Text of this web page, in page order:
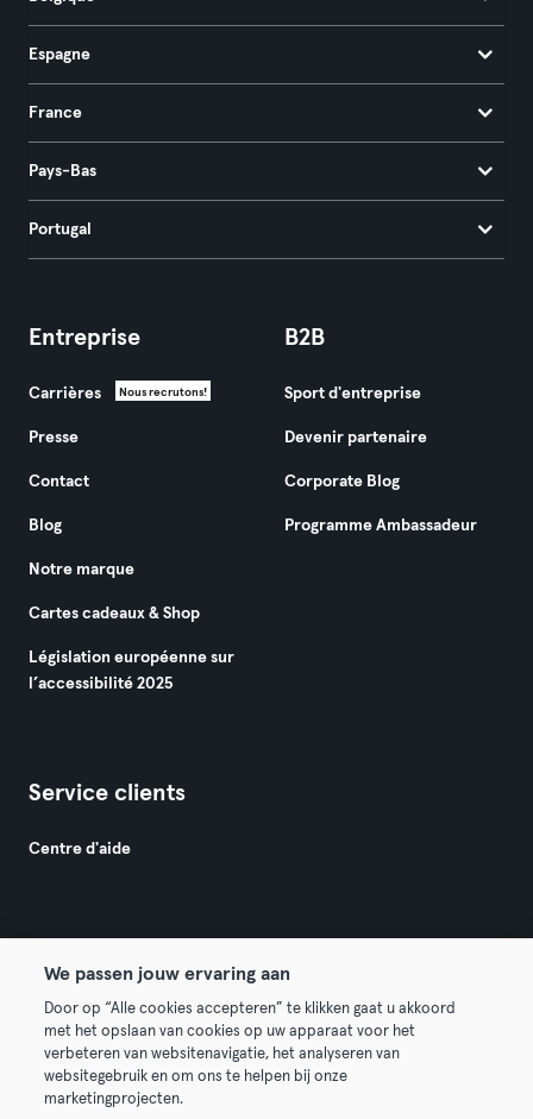
Espagne
France
Pays-Bas
Portugal
Entreprise
Carrières Nous recrutons!
Presse
Contact
Blog
Notre marque
Cartes cadeaux & Shop
Législation européenne sur
l’accessibilité 2025
B2B
Sport d'entreprise
Devenir partenaire
Corporate Blog
Programme Ambassadeur
Service clients
Centre d'aide
© 2026 Urban Sports Group GmbH. All rights reserved.
Conditions générales Politique de confidentialité
Mentions légales
We passen jouw ervaring aan
Door op “Alle cookies accepteren” te klikken gaat u akkoord
met het opslaan van cookies op uw apparaat voor het
verbeteren van websitenavigatie, het analyseren van
websitegebruik en om ons te helpen bij onze
marketingprojecten.